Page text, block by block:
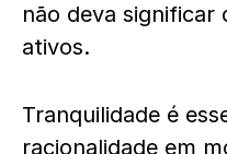
não deva significar
ativos.
Tranquilidade é
racionalidade em